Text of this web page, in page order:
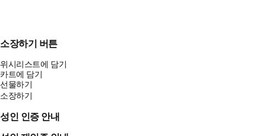
소장하기 버튼
위시리스트에 담기
카트에 담기
선물하기
소장하기
성인 인증 안내